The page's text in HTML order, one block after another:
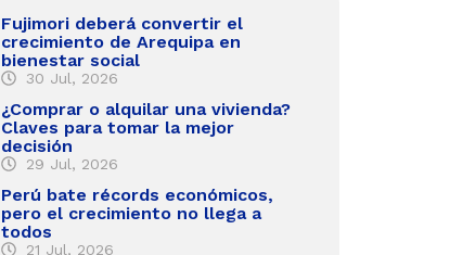
Fujimori deberá convertir el
crecimiento de Arequipa en
bienestar social
30 Jul, 2026
¿Comprar o alquilar una vivienda?
Claves para tomar la mejor
decisión
29 Jul, 2026
Perú bate récords económicos,
pero el crecimiento no llega a
todos
21 Jul, 2026